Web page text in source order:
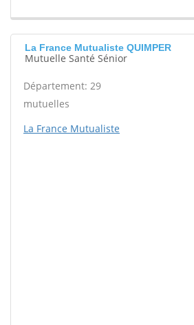
La France Mutualiste QUIMPER
Mutuelle Santé Sénior
Département: 29
mutuelles
La France Mutualiste